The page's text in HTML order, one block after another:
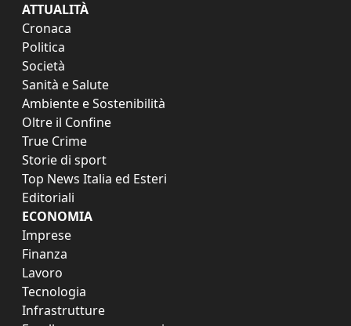
ATTUALITÀ
Cronaca
Politica
Società
Sanità e Salute
Ambiente e Sostenibilità
Oltre il Confine
True Crime
Storie di sport
Top News Italia ed Esteri
Editoriali
ECONOMIA
Imprese
Finanza
Lavoro
Tecnologia
Infrastrutture